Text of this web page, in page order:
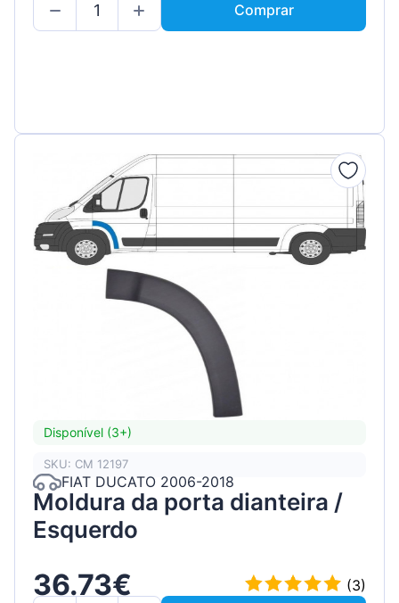
Comprar
Disponível (3+)
SKU: CM 12197
FIAT DUCATO 2006-2018
Moldura da porta dianteira /
Esquerdo
36.73€
(3)